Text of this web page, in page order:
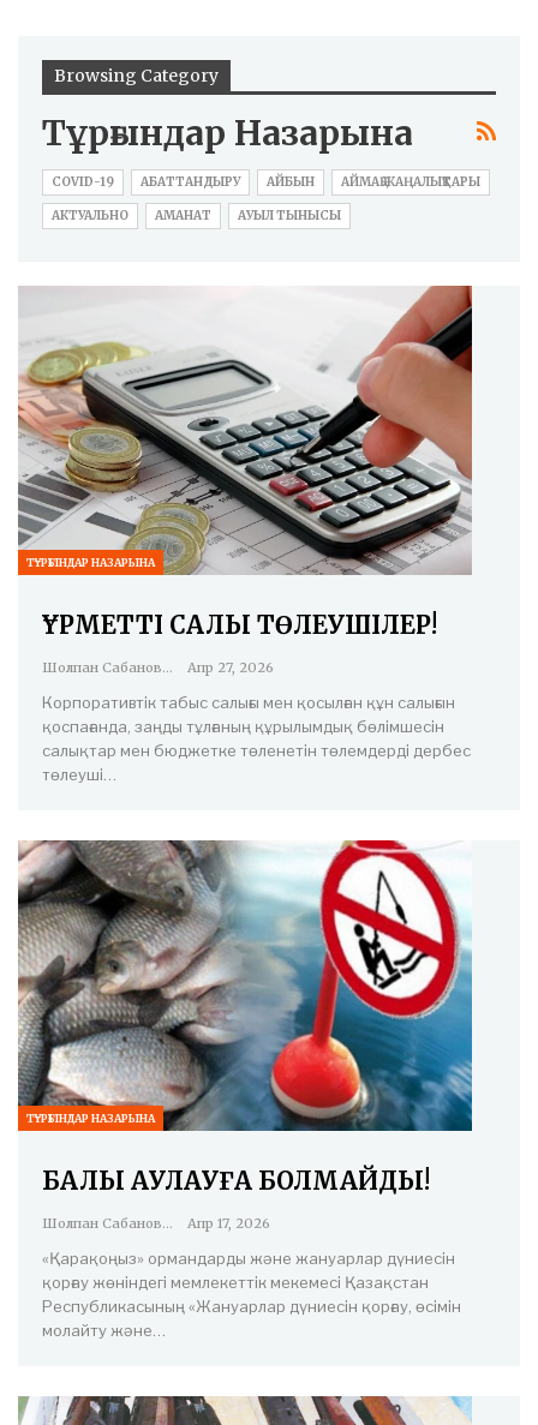
Browsing Category
Тұрғындар Назарына
COVID-19 АБАТТАНДЫРУ АЙБЫН АЙМАҚ ЖАҢАЛЫҚТАРЫ
АКТУАЛЬНО АМАНАТ АУЫЛ ТЫНЫСЫ
ТҰРҒЫНДАР НАЗАРЫНА
ҚҰРМЕТТІ САЛЫҚ ТӨЛЕУШІЛЕР!
Шолпан Сабанова Апр 27, 2026
Корпоративтік табыс салығы мен қосылған құн салығын
қоспағанда, заңды тұлғаның құрылымдық бөлімшесін
салықтар мен бюджетке төленетін төлемдерді дербес
төлеуші…
ТҰРҒЫНДАР НАЗАРЫНА
БАЛЫҚ АУЛАУҒА БОЛМАЙДЫ!
Шолпан Сабанова Апр 17, 2026
«Қарақоңыз» ормандарды және жануарлар дүниесін
қорғау жөніндегі мемлекеттік мекемесі Қазақстан
Республикасының «Жануарлар дүниесін қорғау, өсімін
молайту және…